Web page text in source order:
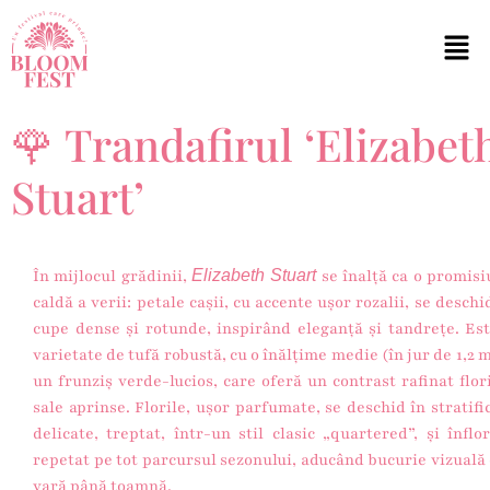
🌹 Trandafirul
Stuart’
În mijlocul grădinii, Elizabeth Stuartse înalță ca o
caldă a verii: petale cașii, cu accente ușor rozalii, se
cupe dense și rotunde, inspirând eleganță și tandrețe.
varietate de tufă robustă, cu o înălțime medie (în jur de 1,2
un frunziș verde-lucios, care oferă un contrast rafinat
sale aprinse. Florile, ușor parfumate, se deschid în
delicate, treptat, într-un stil clasic „quartered”, și
repetat pe tot parcursul sezonului, aducând bucurie vizuală